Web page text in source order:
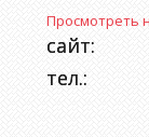
Просмотреть
сайт:
тел.: